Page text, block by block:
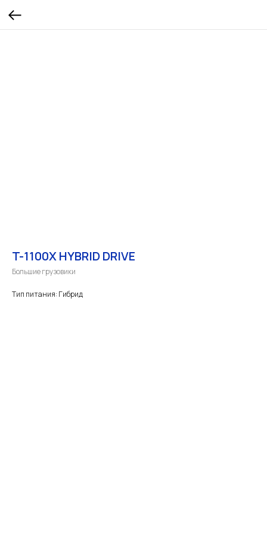
T-1100X HYBRID DRIVE
Большие грузовики
Тип питания: Гибрид